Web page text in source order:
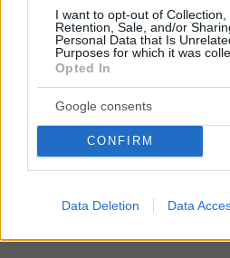
I want to opt-out of Collection,
Retention, Sale, and/or
Personal Data that Is
Purposes for which it was
Opted In
Google consents
CONFIRM
Data Deletion Data
«Πόσα θέλεις για το κορίτσι;»:
Τουρίστας στην Κρήτη ζητά... τιμή
να ασελγήσει σε ανήλικη, τι
καταγγέλλει ο ιδιοκτήτης
07.08.2026, 18:22
Games